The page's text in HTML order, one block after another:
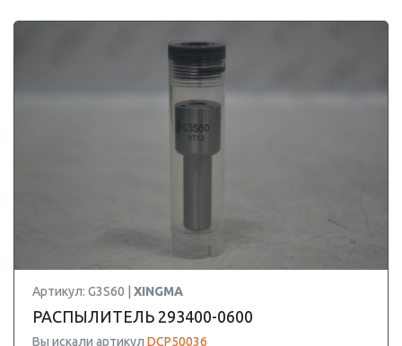
Артикул: G3S60 | XINGMA
РАСПЫЛИТЕЛЬ 293400-0600
Вы искали артикул DCP50036